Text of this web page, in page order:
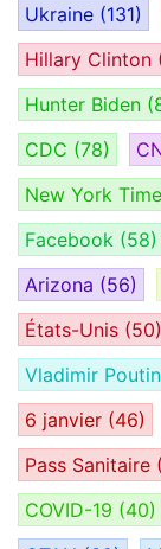
Ukraine (131)
Hillary Clinton
Hunter Biden
CDC (78)
New York
Facebook (58)
Arizona (56)
États-Unis (50)
Vladimir
6 janvier (46)
Pass Sanitaire
COVID-19 (40)